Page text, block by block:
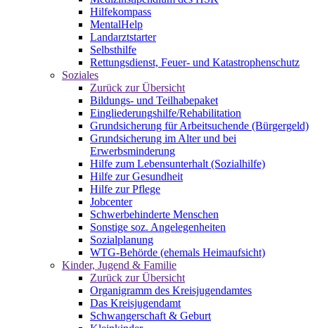
Hilfekompass
MentalHelp
Landarztstarter
Selbsthilfe
Rettungsdienst, Feuer- und Katastrophenschutz
Soziales
Zurück zur Übersicht
Bildungs- und Teilhabepaket
Eingliederungshilfe/Rehabilitation
Grundsicherung für Arbeitsuchende (Bürgergeld)
Grundsicherung im Alter und bei
Erwerbsminderung
Hilfe zum Lebensunterhalt (Sozialhilfe)
Hilfe zur Gesundheit
Hilfe zur Pflege
Jobcenter
Schwerbehinderte Menschen
Sonstige soz. Angelegenheiten
Sozialplanung
WTG-Behörde (ehemals Heimaufsicht)
Kinder, Jugend & Familie
Zurück zur Übersicht
Organigramm des Kreisjugendamtes
Das Kreisjugendamt
Schwangerschaft & Geburt